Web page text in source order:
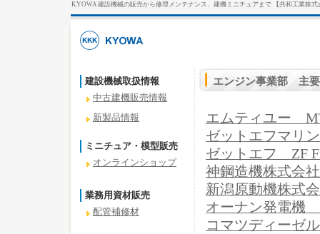
KYOWA 建設機械の販売から修理メンテナンス、建機ミニチュアまで 【共和工業株式
建設機械取扱情報
中古建機販売情報
新製品情報
ミニチュア・模型販売
オンラインショップ
業務用資材販売
配管補修材
エンジン事業部 主
エムティユー
ゼットエフマリ
ゼットエフ ZF
神鋼造機株式会社
新潟原動機株式
オーナン発電機
コマツディーゼ